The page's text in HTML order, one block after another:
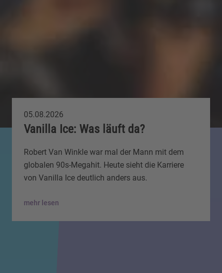
05.08.2026
Vanilla Ice: Was läuft da?
Robert Van Winkle war mal der Mann mit dem
globalen 90s-Megahit. Heute sieht die Karriere
von Vanilla Ice deutlich anders aus.
mehr lesen